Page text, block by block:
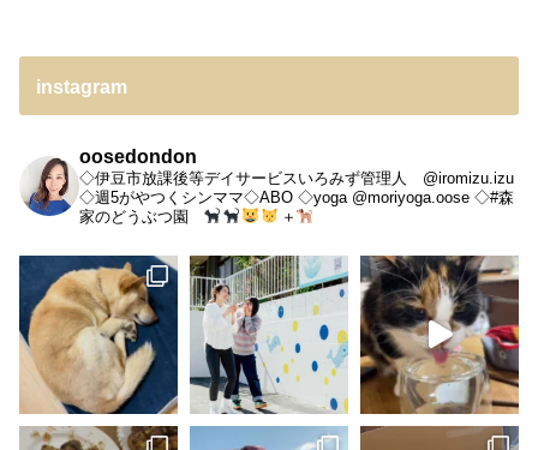
instagram
oosedondon
◇伊豆市放課後等デイサービスいろみず管理人 @iromizu.izu
◇週5がやつくシンママ◇ABO ◇yoga @moriyoga.oose ◇#森
家のどうぶつ園
＋